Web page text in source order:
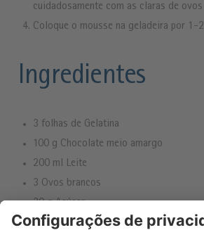
cuidadosamente com as claras de
Coloque o mousse na geladeira por 1-
Ingredientes
3 folhas de Gelatina
100 g Chocolate meio amargo
200 ml Leite
3 Ovos brancos
30 g Açúcar